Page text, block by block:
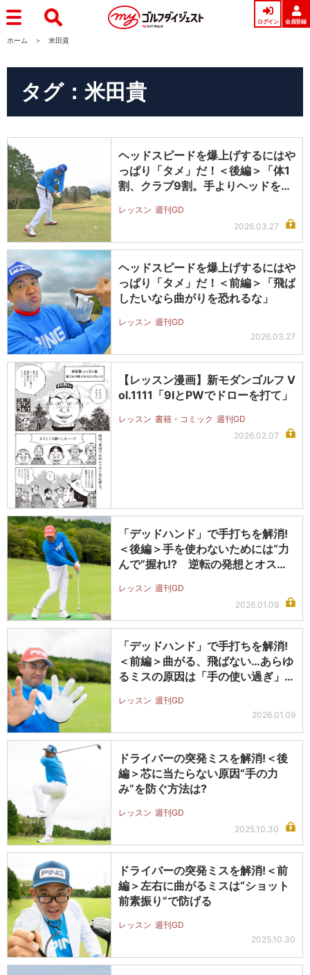
ログイン 会員登録
ホーム 米田貴
タグ：米田貴
ヘッドスピードを爆上げするにはや
っぱり「タメ」だ！＜後編＞「体1
割、クラブ9割。手よりヘッドを動
レッスン 週刊GD
2026.03.27
ヘッドスピードを爆上げするにはや
っぱり「タメ」だ！＜前編＞「飛ば
したいなら曲がりを恐れるな」
レッスン 週刊GD
2026.03.27
【レッスン漫画】新モダンゴルフ V
ol.1111「9IとPWでドローを打て」
レッスン 書籍・コミック 週刊GD
2026.02.07
「デッドハンド」で手打ちを解消!
＜後編＞手を使わないためには“力
んで”握れ!? 逆転の発想とオスス
レッスン 週刊GD
2026.01.09
「デッドハンド」で手打ちを解消!
＜前編＞曲がる、飛ばない…あらゆ
るミスの原因は「手の使い過ぎ」に
レッスン 週刊GD
2026.01.09
ドライバーの突発ミスを解消!＜後
編＞芯に当たらない原因“手の力
み”を防ぐ方法は?
レッスン 週刊GD
2025.10.30
ドライバーの突発ミスを解消!＜前
編＞左右に曲がるミスは“ショット
前素振り”で防げる
レッスン 週刊GD
2025.10.30